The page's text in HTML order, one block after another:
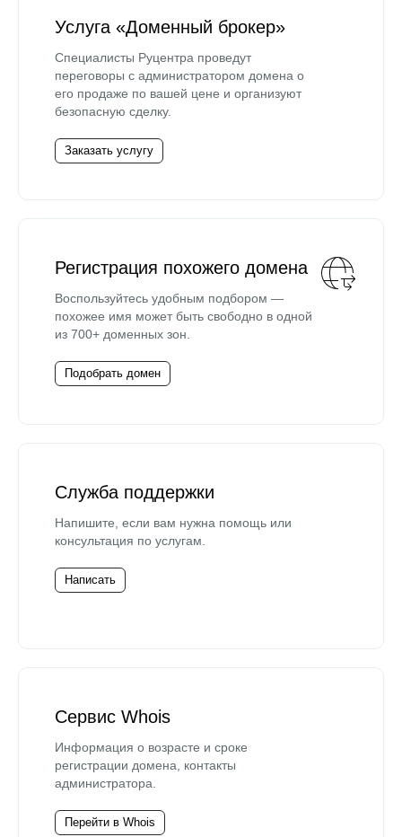
Услуга «Доменный брокер»
Специалисты Руцентра проведут
переговоры с администратором домена о
его продаже по вашей цене и организуют
безопасную сделку.
Заказать услугу
Регистрация похожего домена
Воспользуйтесь удобным подбором —
похожее имя может быть свободно в одной
из 700+ доменных зон.
Подобрать домен
Служба поддержки
Напишите, если вам нужна помощь или
консультация по услугам.
Написать
Сервис Whois
Информация о возрасте и сроке
регистрации домена, контакты
администратора.
Перейти в Whois